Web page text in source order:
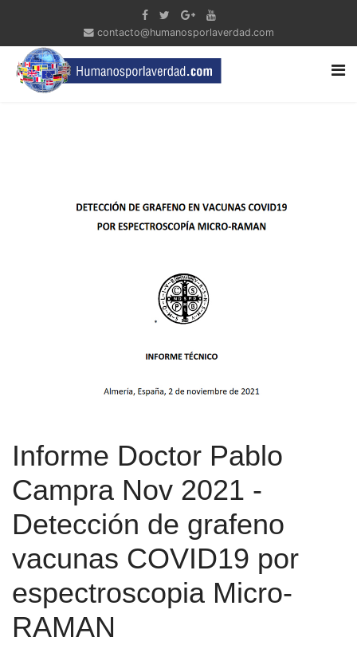
contacto@humanosporlaverdad.com
Informe Doctor Pablo
Campra Nov 2021 -
Detección de grafeno
vacunas COVID19 por
espectroscopia Micro-
RAMAN